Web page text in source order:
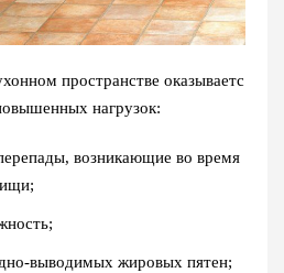
пространстве оказываетс
нагрузок:
возникающие во время
выводимых жировых пятен;